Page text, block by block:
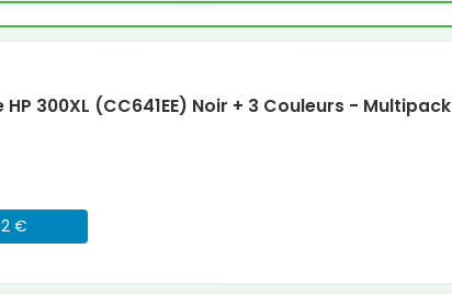
300XL (CC641EE) Noir + 3 Couleurs - Multipack
€